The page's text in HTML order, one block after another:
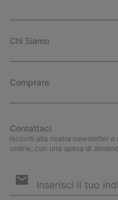
Chi Siamo
Comprare
Contattaci
Iscriviti alla nostra newsletter e
ordine, con una spesa di
e-